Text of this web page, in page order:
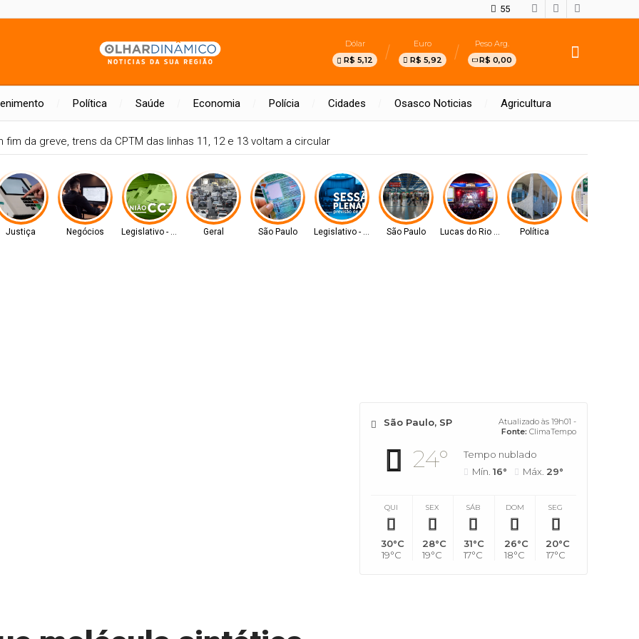
55
Dólar
R$ 5,12
Euro
R$ 5,92
Peso Arg.
R$ 0,00
Política Saúde Economia Polícia Cidades Osasco Noticias Agricultura
BA Feira de Santana alcança maior Ideb de sua história e supera meta estabelecida pelo MEC
Justiça Negócios Legislativo - MS Geral São Paulo Legislativo - MS São Paulo Lucas do Rio Verde Política
São Paulo, SP
Atualizado às 19h01 -
Fonte: ClimaTempo
24°
Tempo nublado
Mín. 16° Máx. 29°
QUI
30°C
19°C
SEX
28°C
19°C
SÁB
31°C
17°C
DOM
26°C
18°C
SEG
20°C
17°C